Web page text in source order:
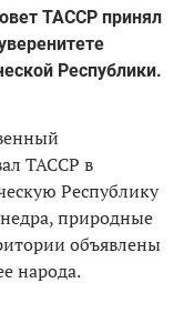
ТАССР принял
Республики.
ТАССР в
Республику
природные
объявлены
народа.